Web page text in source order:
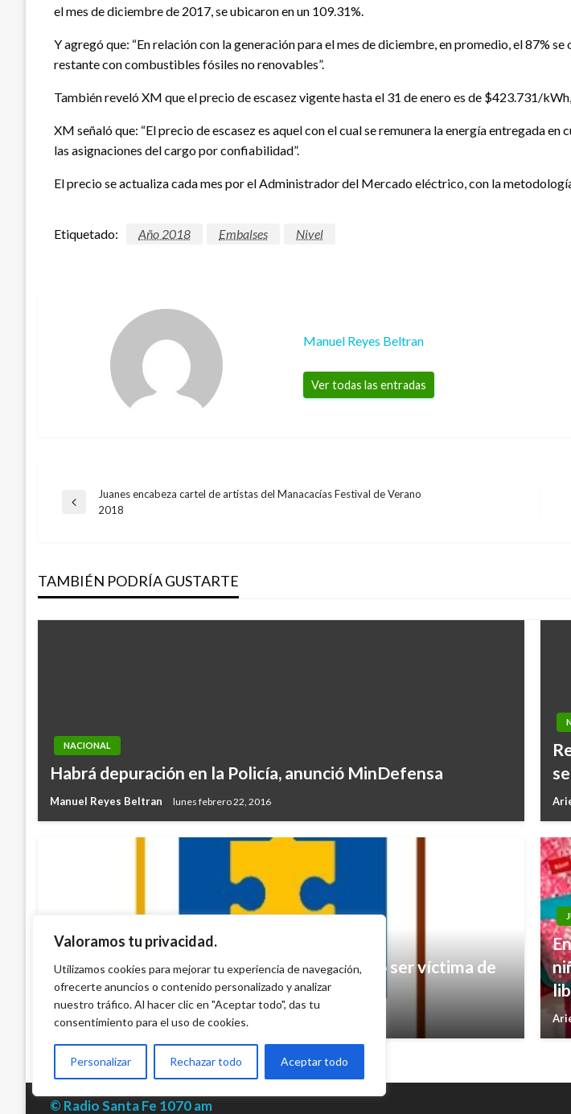
Valoramos tu privacidad.
Utilizamos cookies para mejorar tu experiencia de navegación,
ofrecerte anuncios o contenido personalizado y analizar
nuestro tráfico. Al hacer clic en "Aceptar todo", das tu
consentimiento para el uso de cookies.
Personalizar Rechazar todo Aceptar todo
el mes de diciembre de 2017, se ubicaron en un 109.31%.
Y agregó que: “En relación con la generación para el mes de diciembre, en promedio, el 87%
restante con combustibles fósiles no renovables”.
También reveló XM que el precio de escasez vigente hasta el 31 de enero es de $423.731/
XM señaló que: “El precio de escasez es aquel con el cual se remunera la energía entregada
las asignaciones del cargo por confiabilidad”.
El precio se actualiza cada mes por el Administrador del Mercado eléctrico, con la
Etiquetado: Año 2018 Embalses Nivel
Manuel Reyes Beltran
Ver todas las entradas
Navegación
entradas
Entrada
Juanes encabeza cartel de artistas del Manacacías Festival de Verano
2018
TAMBIÉN PODRÍA GUSTARTE
NACIONAL
Habrá depuración en la Policía, anunció MinDefensa
Manuel Reyes Beltran lunes febrero 22, 2016
JUDICIAL
Fiscalía enjuiciará a líderesa social que fingió ser víctima de
un ataque con ácido
Ariel Cabrera viernes septiembre 1, 2023
© Radio Santa Fe 1070 am